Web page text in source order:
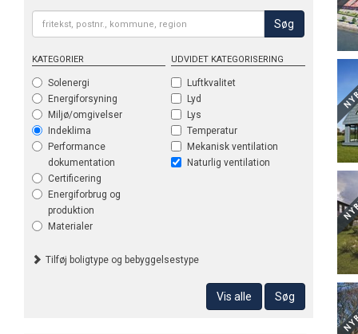
Søg
UDVIDET KATEGORISERING
Luftkvalitet
Lyd
Lys
Temperatur
Mekanisk ventilation
Naturlig ventilation
KATEGORIER
Solenergi
Energiforsyning
Miljø/omgivelser
Indeklima
Performance
dokumentation
Certificering
Energiforbrug og
produktion
Materialer
Tilføj boligtype og bebyggelsestype
Vis alle Søg